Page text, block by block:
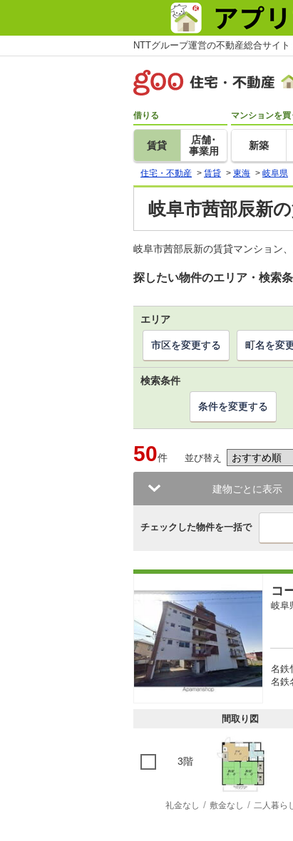
NTTグループ運営の不動産総合サイ
借りる
賃貸
店舗･
事業用
マンションを買
新築
住宅・不動産 > 賃貸 > 東海 > 岐阜県
岐阜市茜部辰新
岐阜市茜部辰新の賃貸マンション
探したい物件のエリア・検索
エリア
市区を変更する 町名を変
検索条件
条件を変更する
50件 並び替え
建物ごとに表示
チェックした物件を一括で
コ
岐阜
名鉄
名鉄
間取り図
3階
礼金なし 敷金なし 二人暮ら